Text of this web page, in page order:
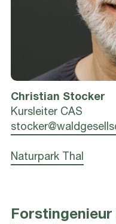
Christian Stocker
Kursleiter CAS
Naturpark Thal
Forstingenieur